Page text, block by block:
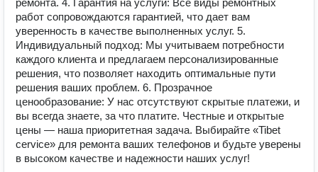
ремонта. 4. Гарантия на услуги: Все виды ремонтных
работ сопровождаются гарантией, что дает вам
уверенность в качестве выполненных услуг. 5.
Индивидуальный подход: Мы учитываем потребности
каждого клиента и предлагаем персонализированные
решения, что позволяет находить оптимальные пути
решения ваших проблем. 6. Прозрачное
ценообразование: У нас отсутствуют скрытые платежи, и
вы всегда знаете, за что платите. Честные и открытые
цены — наша приоритетная задача. Выбирайте «Tibet
cervice» для ремонта ваших телефонов и будьте уверены
в высоком качестве и надежности наших услуг!